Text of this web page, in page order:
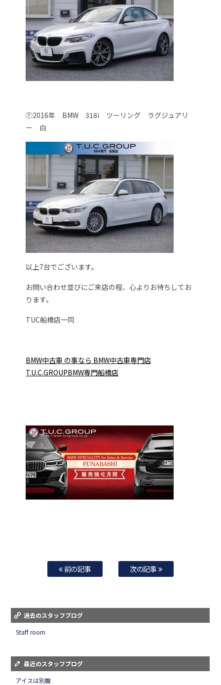
⑦2016年 BMW 318i ツーリング ラグジュアリ
ー 白
以上7台でございます。
お問い合わせ並びにご来店の程、心よりお待ちしてお
ります。
TUC船橋店一同
BMW中古車 の事なら BMW中古車専門店
T.U.C.GROUPBMW専門船橋店
前の記事 次の記事
過去のスタッフブログ
Staff room
最近のスタッフブログ
アイスは別腹